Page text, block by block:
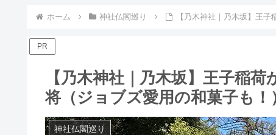
ホーム 神社仏閣巡り 【乃木神社｜乃木坂】王
PR
【乃木神社｜乃木坂】王子稲
将（ジョブズ愛用の和菓子も！
神社仏閣巡り